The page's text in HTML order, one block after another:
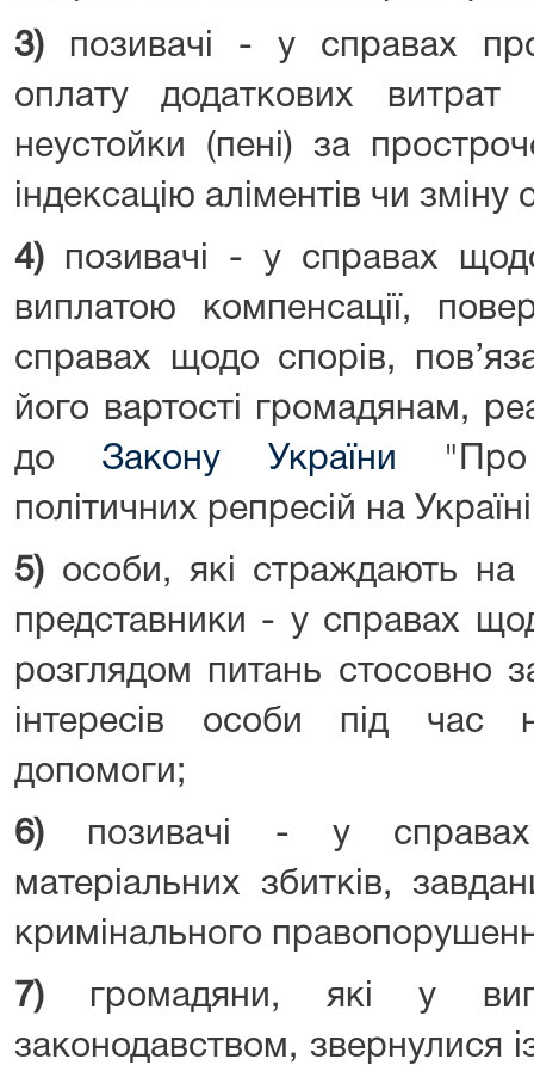
3) позивачі - у справах про
оплату додаткових витрат
неустойки (пені) за
індексацію аліментів чи зміну
4) позивачі - у справах
виплатою компенсації,
справах щодо спорів,
його вартості громадянам,
до Закону України "Про
політичних репресій на
5) особи, які страждають на
представники - у справах
розглядом питань стосовно
інтересів особи під час
допомоги;
6) позивачі - у справах
матеріальних збитків,
кримінального
7) громадяни, які у
законодавством, звернулися